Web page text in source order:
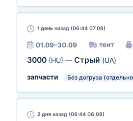
1 день назад (06:44 07.08)
01.09–30.09 тент
3000 (HU) — Стрый (UA)
запчасти
Без догруза
2 дня назад (08:44 06.08)